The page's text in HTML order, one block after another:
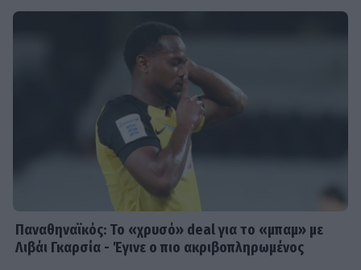
Παναθηναϊκός: Το «χρυσό» deal για το «μπαμ» με
Λιβάι Γκαρσία - Έγινε ο πιο ακριβοπληρωμένος